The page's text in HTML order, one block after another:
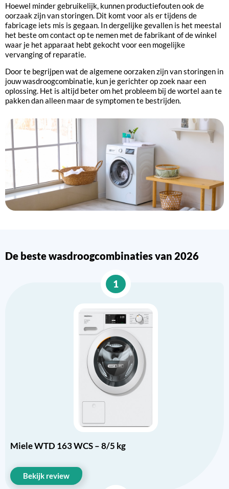
Hoewel minder gebruikelijk, kunnen productiefouten ook de
oorzaak zijn van storingen. Dit komt voor als er tijdens de
fabricage iets mis is gegaan. In dergelijke gevallen is het meestal
het beste om contact op te nemen met de fabrikant of de winkel
waar je het apparaat hebt gekocht voor een mogelijke
vervanging of reparatie.
Door te begrijpen wat de algemene oorzaken zijn van storingen in
jouw wasdroogcombinatie, kun je gerichter op zoek naar een
oplossing. Het is altijd beter om het probleem bij de wortel aan te
pakken dan alleen maar de symptomen te bestrijden.
De beste wasdroogcombinaties van 2026
1
Miele WTD 163 WCS – 8/5 kg
Bekijk review